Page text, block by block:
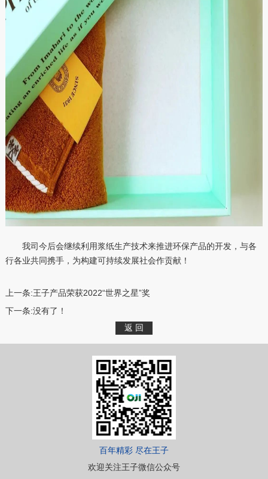
我司今后会继续利用浆纸生产技术来推进环保产品的开发，与各
行各业共同携手，为构建可持续发展社会作贡献！
上一条:王子产品荣获2022“世界之星”奖
下一条:没有了！
百年精彩 尽在王子
欢迎关注王子微信公众号